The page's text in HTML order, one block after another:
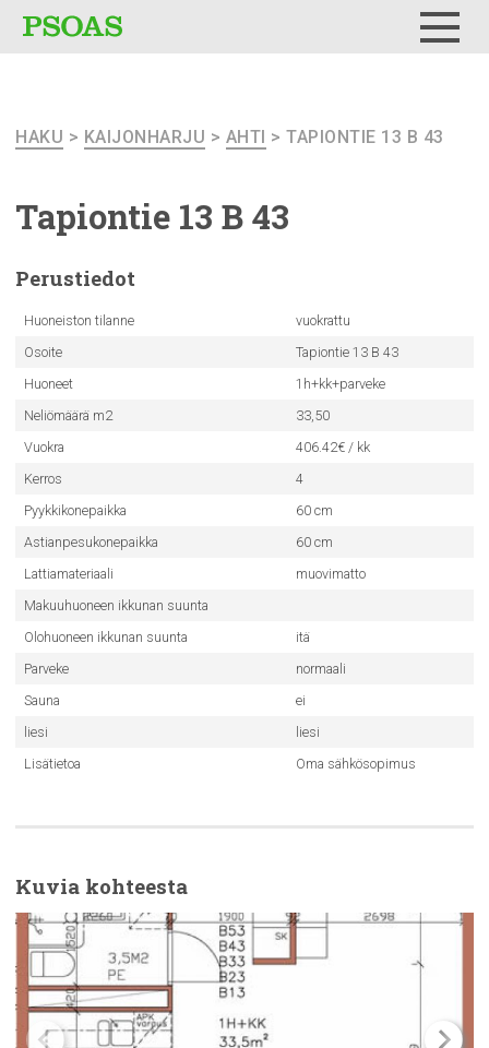
HAKU > KAIJONHARJU > AHTI > TAPIONTIE 13 B 43
Tapiontie 13 B 43
Perustiedot
Huoneiston tilanne
vuokrattu
Osoite
Tapiontie 13 B 43
Huoneet
1h+kk+parveke
Neliömäärä m2
33,50
Vuokra
406.42€ / kk
Kerros
4
Pyykkikonepaikka
60 cm
Astianpesukonepaikka
60 cm
Lattiamateriaali
muovimatto
Makuuhuoneen ikkunan suunta
Olohuoneen ikkunan suunta
itä
Parveke
normaali
Sauna
ei
liesi
liesi
Lisätietoa
Oma sähkösopimus
Kuvia kohteesta